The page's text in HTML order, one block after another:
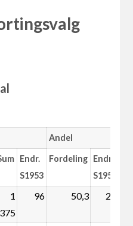
Andel
Endr.
S1953
Fordeling Endr.
S1953
1
375
96 50,3 2,1